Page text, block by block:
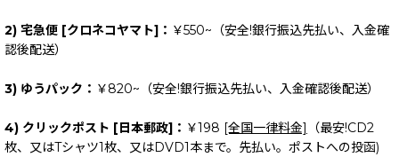
2) 宅急便 [クロネコヤマト]： ￥550~（安全!銀行振込先払い、入金確
認後配送）
3) ゆうパック： ￥820~（安全!銀行振込先払い、入金確認後配送）
4) クリックポスト [日本郵政]： ￥198 [全国一律料金]
（最安!CD2
枚、又はTシャツ1枚、又はDVD1本まで。先払い。ポストへの投函)